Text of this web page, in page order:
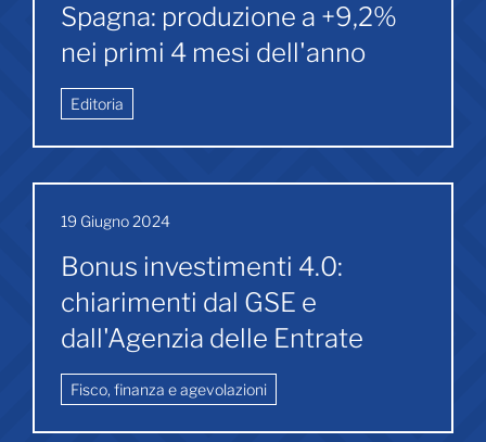
Spagna: produzione a +9,2%
nei primi 4 mesi dell'anno
Editoria
19 Giugno 2024
Bonus investimenti 4.0:
chiarimenti dal GSE e
dall'Agenzia delle Entrate
Fisco, finanza e agevolazioni